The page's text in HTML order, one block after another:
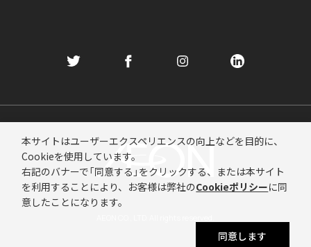
本サイトはユーザーエクスペリエンスの向上などを目的に、
Cookieを使用しています。
右記のバナーで「同意する」をクリックする、または本サイト
を利用することにより、 お客様は弊社のCookieポリシーに同
意したことになります。
同意します